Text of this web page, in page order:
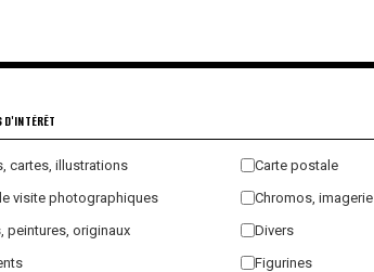
D'INTÉRÊT
cartes, illustrations
Carte postale
visite photographiques
Chromos, imagerie
peintures, originaux
Divers
Figurines